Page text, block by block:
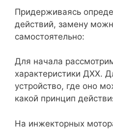
Придерживаясь
действий, замену
самостоятельно:
Для начала
характеристики ДХХ.
устройство, где оно
какой принцип
На инжекторных